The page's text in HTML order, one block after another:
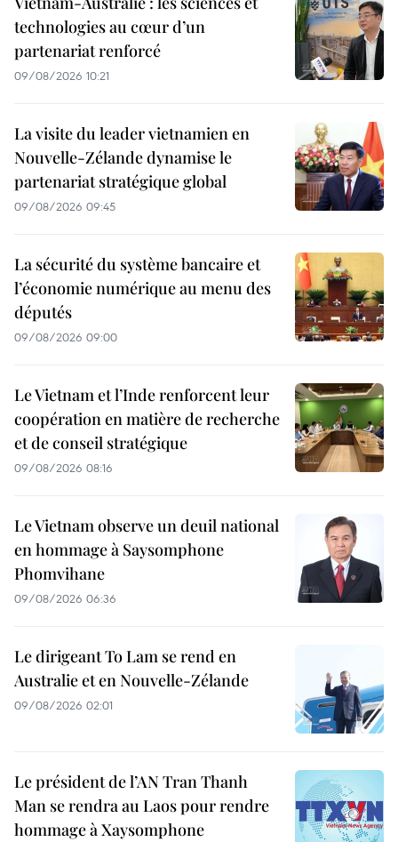
technologies au cœur d’un
partenariat renforcé
09/08/2026 10:21
La visite du leader vietnamien en
Nouvelle-Zélande dynamise le
partenariat stratégique global
09/08/2026 09:45
La sécurité du système bancaire et
l’économie numérique au menu des
députés
09/08/2026 09:00
Le Vietnam et l’Inde renforcent leur
coopération en matière de recherche
et de conseil stratégique
09/08/2026 08:16
Le Vietnam observe un deuil national
en hommage à Saysomphone
Phomvihane
09/08/2026 06:36
Le dirigeant To Lam se rend en
Australie et en Nouvelle-Zélande
09/08/2026 02:01
Le président de l’AN Tran Thanh
Man se rendra au Laos pour rendre
hommage à Xaysomphone